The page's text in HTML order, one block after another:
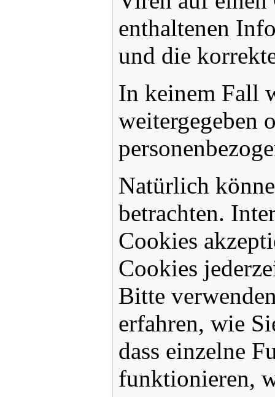
enthaltenen
und die
In keinem Fall
weitergegeben
Natürlich
betrachten.
Cookies
Cookies
Bitte
erfahren, wie
dass einzelne
funktionieren,